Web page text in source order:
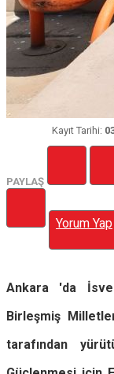
Kayıt Tarihi:
PAYLAŞ
Yorum Yap
Ankara 'da
Birleşmiş
tarafından